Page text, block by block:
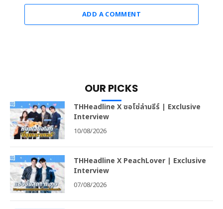
ADD A COMMENT
OUR PICKS
THHeadline X ซอโซ่ล่ามธีร์ | Exclusive
Interview
10/08/2026
THHeadline X PeachLover | Exclusive
Interview
07/08/2026